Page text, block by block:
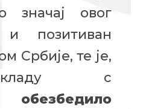
значај овог
и позитиван
Србије, те је,
с
обезбедило